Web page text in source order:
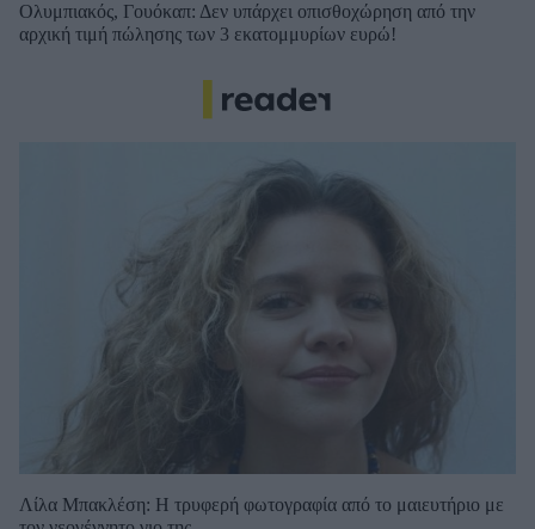
Ολυμπιακός, Γουόκαπ: Δεν υπάρχει οπισθοχώρηση από την
αρχική τιμή πώλησης των 3 εκατομμυρίων ευρώ!
Λίλα Μπακλέση: Η τρυφερή φωτογραφία από το μαιευτήριο με